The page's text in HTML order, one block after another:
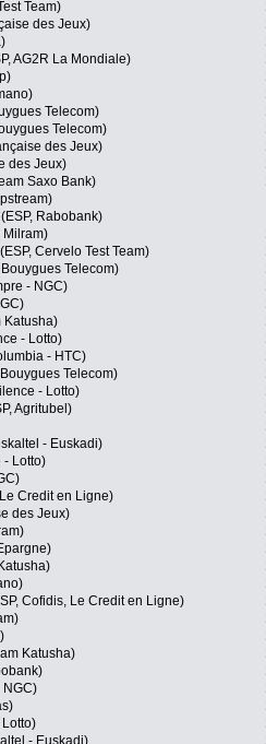
Team)
des Jeux)
AG2R La Mondiale)
Telecom)
Telecom)
des Jeux)
des Jeux)
Saxo Bank)
Rabobank)
Milram)
Cervelo Test Team)
Telecom)
- NGC)
Katusha)
- Lotto)
- HTC)
Telecom)
- Lotto)
Agritubel)
- Euskadi)
- Lotto)
Credit en Ligne)
des Jeux)
Cofidis, Le Credit en Ligne)
Katusha)
NGC)